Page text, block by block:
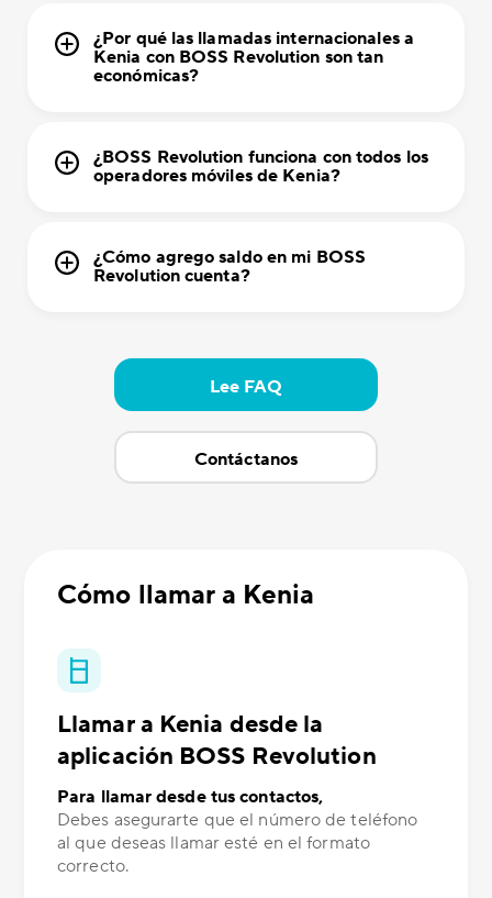
¿Por qué las llamadas internacionales a
Kenia con BOSS Revolution son tan
económicas?
¿BOSS Revolution funciona con todos los
operadores móviles de Kenia?
¿Cómo agrego saldo en mi BOSS
Revolution cuenta?
Lee FAQ
Contáctanos
Cómo llamar a Kenia
Llamar a Kenia desde la
aplicación BOSS Revolution
Para llamar desde tus contactos,
Debes asegurarte que el número de teléfono
al que deseas llamar esté en el formato
correcto.